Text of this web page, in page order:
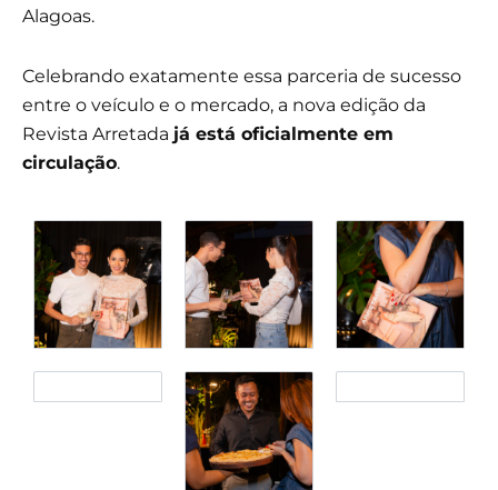
Alagoas.
Celebrando exatamente essa parceria de sucesso
entre o veículo e o mercado, a nova edição da
Revista Arretada já está oficialmente em
circulação.